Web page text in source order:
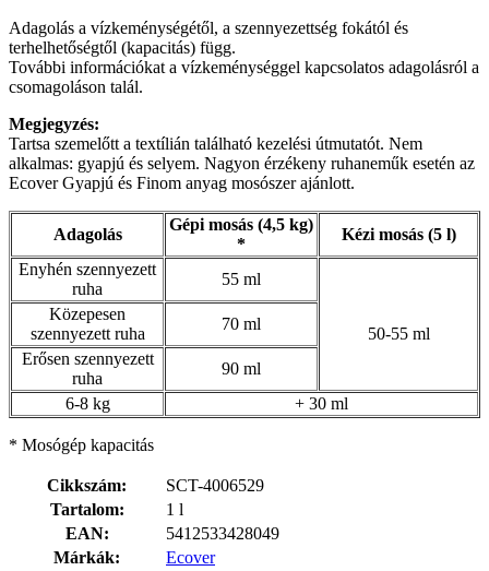
Adagolás a vízkeménységétől, a szennyezettség fokától és
terhelhetőségtől (kapacitás) függ.
További információkat a vízkeménységgel kapcsolatos adagolásról a
csomagoláson talál.
Megjegyzés:
Tartsa szemelőtt a textílián található kezelési útmutatót. Nem
alkalmas: gyapjú és selyem. Nagyon érzékeny ruhaneműk esetén az
Ecover Gyapjú és Finom anyag mosószer ajánlott.
Adagolás
Gépi mosás (4,5 kg)
*
Kézi mosás (5 l)
Enyhén szennyezett
ruha
55 ml
50-55 ml
Közepesen
szennyezett ruha
70 ml
Erősen szennyezett
ruha
90 ml
6-8 kg
+ 30 ml
* Mosógép kapacitás
Cikkszám:
SCT-4006529
Tartalom:
1 l
EAN:
5412533428049
Márkák:
Ecover